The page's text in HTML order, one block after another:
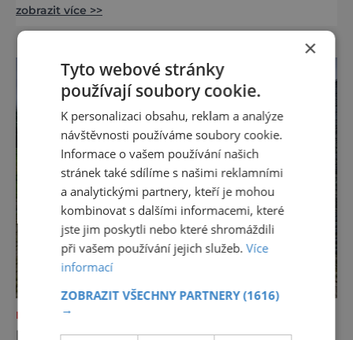
nacisty zničena v roce 1938. Do lázeňského
města se tak více než symbolicky vrátil
židovský svatostánek. Autorem modelu je
Bohuslav Karban z Aše. Připomeňme si nyní
některé události spojené s touto významnou
stavbou. [gallery ids="917
zobrazit více >>
NEJKRÁSNĚJŠÍ PAMÁTKY
KRÁSA I TAJEMSTVÍ HISTORICKÉHO
×
Tyto webové stránky
používají soubory cookie.
K personalizaci obsahu, reklam a analýze
návštěvnosti používáme soubory cookie.
Informace o vašem používání našich
stránek také sdílíme s našimi reklamními
a analytickými partnery, kteří je mohou
kombinovat s dalšími informacemi, které
jste jim poskytli nebo které shromáždili
při vašem používání jejich služeb.Více
informací
ZOBRAZIT VŠECHNY PARTNERY(1616)
→